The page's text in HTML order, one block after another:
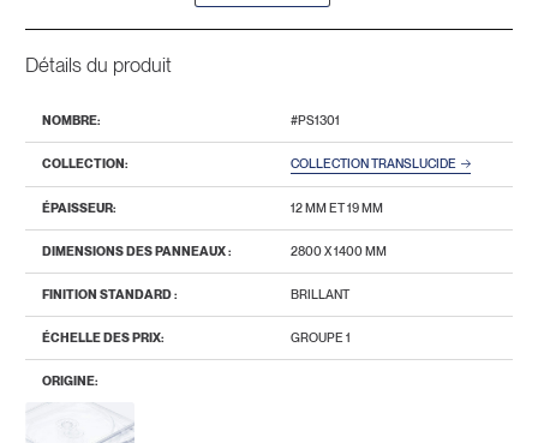
Détails du produit
NOMBRE: #PS1301
COLLECTION: COLLECTION TRANSLUCIDE
ÉPAISSEUR: 12 MM ET 19 MM
DIMENSIONS DES PANNEAUX : 2800 Х 1400 MM
FINITION STANDARD : BRILLANT
ÉCHELLE DES PRIX: GROUPE 1
ORIGINE: